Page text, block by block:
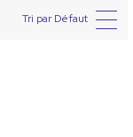
Tri par Défaut